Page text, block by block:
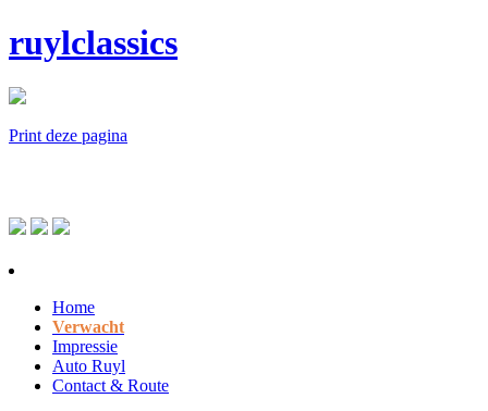
ruylclassics
Print deze pagina
Home
Verwacht
Impressie
Auto Ruyl
Contact & Route